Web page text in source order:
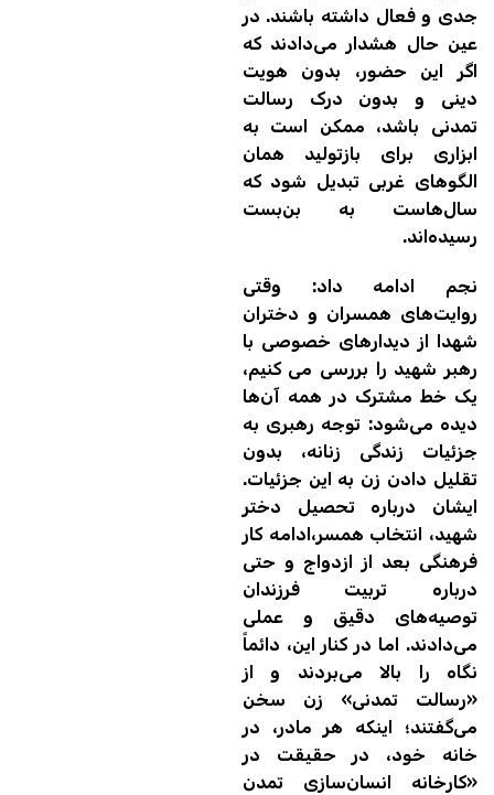
جدی و فعال داشته باشند. در
عین حال هشدار می‌دادند که
اگر این حضور، بدون هویت
دینی و بدون درک رسالت
تمدنی باشد، ممکن است به
ابزاری برای بازتولید همان
الگوهای غربی تبدیل شود که
سال‌هاست به بن‌بست
رسیده‌اند.
نجم ادامه داد: وقتی
روایت‌های همسران و دختران
شهدا از دیدارهای خصوصی با
رهبر شهید را بررسی می کنیم،
یک خط مشترک در همه آن‌ها
دیده می‌شود: توجه رهبری به
جزئیات زندگی زنانه، بدون
تقلیل دادن زن به این جزئیات.
ایشان درباره تحصیل دختر
شهید، انتخاب همسر،ادامه کار
فرهنگی بعد از ازدواج و حتی
درباره تربیت فرزندان
توصیه‌های دقیق و عملی
می‌دادند. اما در کنار این، دائماً
نگاه را بالا می‌بردند و از
«رسالت تمدنی» زن سخن
می‌گفتند؛ اینکه هر مادر، در
خانه خود، در حقیقت در
«کارخانه انسان‌سازی تمدن